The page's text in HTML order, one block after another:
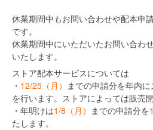
休業期間中もお問い合わせや配本申
です。
休業期間中にいただいたお問い合わ
いたします。
ストア配本サービスについては
・ 12/25（月） までの申請分を年内
を行います。ストアによっては販売
・年明けは1/8（月） までの申請分を
たします。